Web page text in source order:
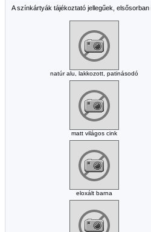
A színkártyák tájékoztató jellegűek,
natúr alu, lakkozott, patinásodó
matt világos cink
eloxált barna